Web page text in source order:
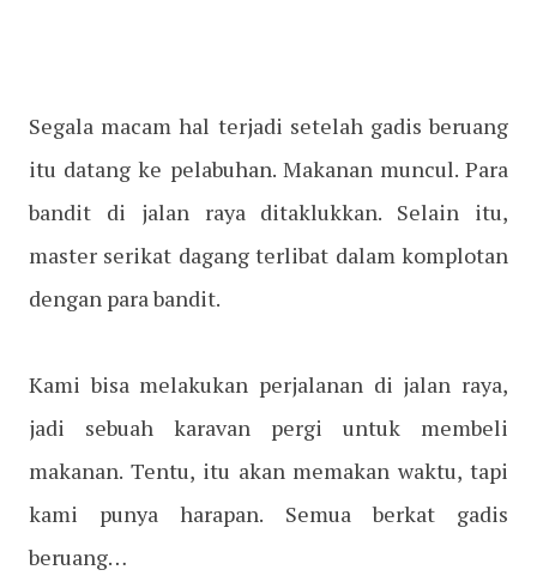
Segala macam hal terjadi setelah gadis beruang
itu datang ke pelabuhan. Makanan muncul. Para
bandit di jalan raya ditaklukkan. Selain itu,
master serikat dagang terlibat dalam komplotan
dengan para bandit.
Kami bisa melakukan perjalanan di jalan raya,
jadi sebuah karavan pergi untuk membeli
makanan. Tentu, itu akan memakan waktu, tapi
kami punya harapan. Semua berkat gadis
beruang…